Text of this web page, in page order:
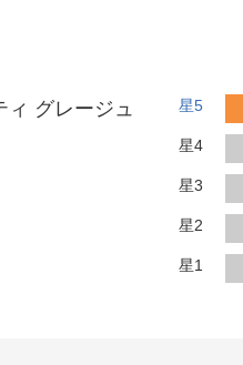
がす
ィ グレージュ
星5
星4
星3
星2
星1